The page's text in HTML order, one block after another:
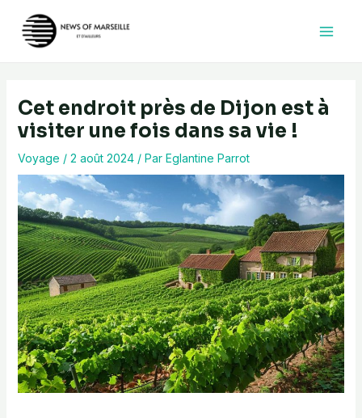
contenu
Cet endroit près de Dijon est à
visiter une fois dans sa vie !
Voyage / 2 août 2024 / Par Eglantine Parrot